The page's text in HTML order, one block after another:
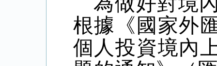
根據《國家外
個人投資境內